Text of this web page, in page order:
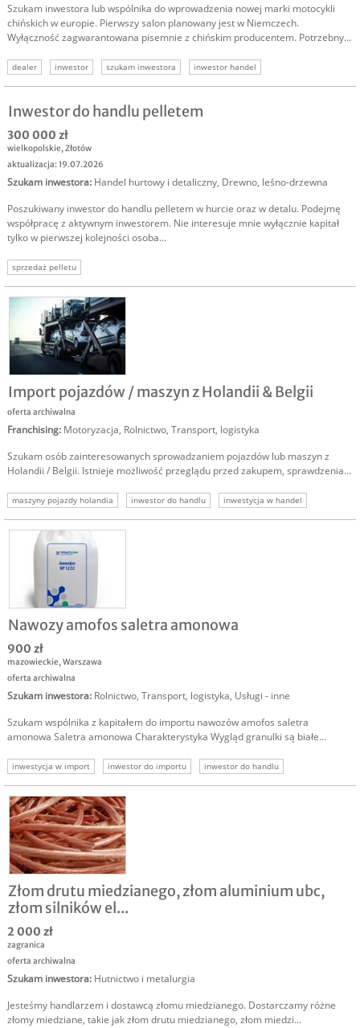
Szukam inwestora lub wspólnika do wprowadzenia nowej marki motocykli
chińskich w europie. Pierwszy salon planowany jest w Niemczech.
Wyłączność zagwarantowana pisemnie z chińskim producentem. Potrzebny...
dealer inwestor szukam inwestora
inwestor handel
inwestycja w handel
inwestor do handlu
Inwestor do handlu pelletem
300 000 zł
wielkopolskie,Złotów
aktualizacja: 19.07.2026
Szukam inwestora: Handel hurtowy i detaliczny, Drewno, leśno-drzewna
Poszukiwany inwestor do handlu pelletem w hurcie oraz w detalu. Podejmę
współpracę z aktywnym inwestorem. Nie interesuje mnie wyłącznie kapitał
tylko w pierwszej kolejności osoba...
sprzedaż pelletu
Import pojazdów / maszyn z Holandii & Belgii
oferta archiwalna
Franchising: Motoryzacja, Rolnictwo, Transport, logistyka
Szukam osób zainteresowanych sprowadzaniem pojazdów lub maszyn z
Holandii / Belgii. Istnieje możliwość przeglądu przed zakupem, sprawdzenia...
maszyny pojazdy holandia inwestor do handlu
inwestycja w handel
inwestor firma handlowa
Nawozy amofos saletra amonowa
900 zł
mazowieckie,Warszawa
oferta archiwalna
Szukam inwestora: Rolnictwo, Transport, logistyka, Usługi - inne
Szukam wspólnika z kapitałem do importu nawozów amofos saletra
amonowa Saletra amonowa Charakterystyka Wygląd granulki są białe...
inwestycja w import inwestor do importu
inwestor do handlu
inwestycja firma handlowa
Złom drutu miedzianego, złom aluminium ubc,
złom silników el...
2 000 zł
zagranica
oferta archiwalna
Szukam inwestora: Hutnictwo i metalurgia
Jesteśmy handlarzem i dostawcą złomu miedzianego. Dostarczamy różne
złomy miedziane, takie jak złom drutu miedzianego, złom miedzi...